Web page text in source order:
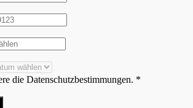
die Datenschutzbestimmungen. *